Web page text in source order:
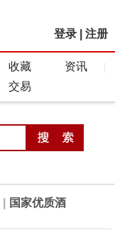
登录 注册
收藏
资讯
交易
国家优质酒